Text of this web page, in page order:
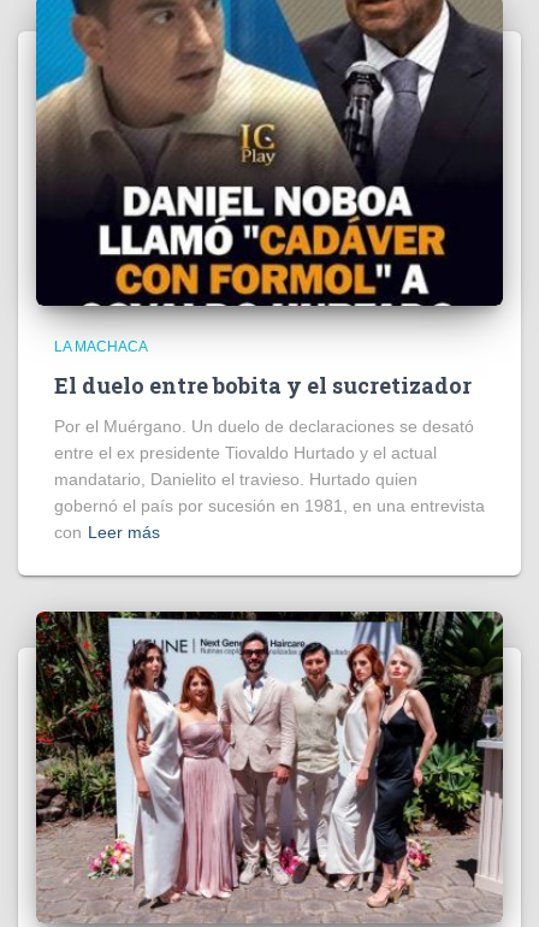
LA MACHACA
El duelo entre bobita y el sucretizador
Por el Muérgano. Un duelo de declaraciones se desató
entre el ex presidente Tiovaldo Hurtado y el actual
mandatario, Danielito el travieso. Hurtado quien
gobernó el país por sucesión en 1981, en una entrevista
con Leer más